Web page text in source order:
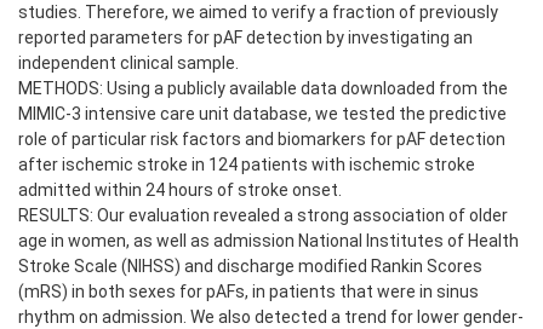
studies. Therefore, we aimed to verify a fraction of previously
reported parameters for pAF detection by investigating an
independent clinical sample.
METHODS: Using a publicly available data downloaded from the
MIMIC-3 intensive care unit database, we tested the predictive
role of particular risk factors and biomarkers for pAF detection
after ischemic stroke in 124 patients with ischemic stroke
admitted within 24 hours of stroke onset.
RESULTS: Our evaluation revealed a strong association of older
age in women, as well as admission National Institutes of Health
Stroke Scale (NIHSS) and discharge modified Rankin Scores
(mRS) in both sexes for pAFs, in patients that were in sinus
rhythm on admission. We also detected a trend for lower gender-